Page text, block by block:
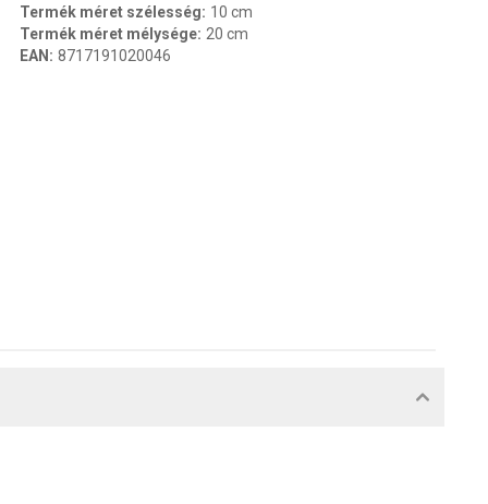
Termék méret szélesség: 10 cm
Termék méret mélysége: 20 cm
EAN : 8717191020046